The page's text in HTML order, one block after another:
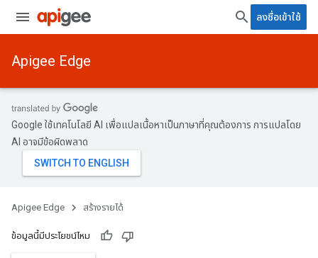
ลงชื่อเข้าใช้
Apigee Edge
Google ใช้เทคโนโลยี AI เพื่อแปลเนื้อหาเป็นภาษาที่คุณต้องการ การแปลโดย
AI อาจมีข้อผิดพลาด
Apigee Edge สร้างรายได้
ข้อมูลนี้มีประโยชน์ไหม